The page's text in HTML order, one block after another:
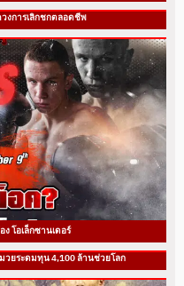
วงการเลิกชกตลอดชีพ
โอเล็กซานเดอร์
วยระดมทุน 4,100 ล้านช่วยโลก